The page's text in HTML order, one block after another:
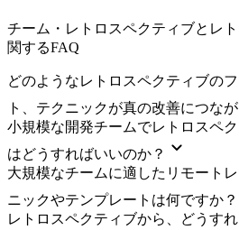
チーム・レトロスペクティブとレ
関するFAQ
どのようなレトロスペクティブの
ト、テクニックが真の改善につな
小規模な開発チームでレトロスペ
はどうすればいいのか？
大規模なチームに適したリモート
ニックやテンプレートは何ですか？
レトロスペクティブから、どうす